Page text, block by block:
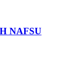
NAFSU